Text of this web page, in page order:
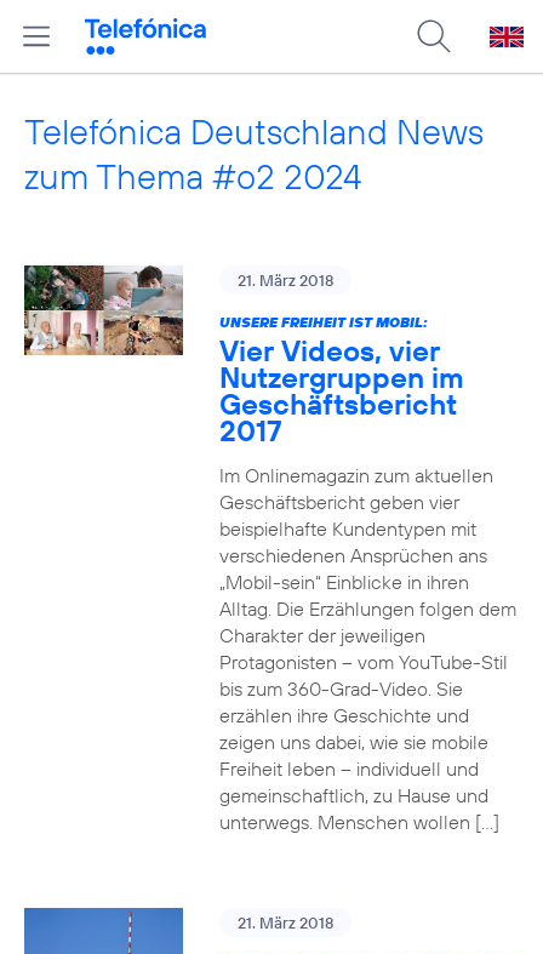
Telefónica Deutschland News
zum Thema #o2 2024
21. März 2018
UNSERE FREIHEIT IST MOBIL:
Vier Videos, vier
Nutzergruppen im
Geschäftsbericht
2017
Im Onlinemagazin zum aktuellen
Geschäftsbericht geben vier
beispielhafte Kundentypen mit
verschiedenen Ansprüchen ans
„Mobil-sein“ Einblicke in ihren
Alltag. Die Erzählungen folgen dem
Charakter der jeweiligen
Protagonisten – vom YouTube-Stil
bis zum 360-Grad-Video. Sie
erzählen ihre Geschichte und
zeigen uns dabei, wie sie mobile
Freiheit leben – individuell und
gemeinschaftlich, zu Hause und
unterwegs. Menschen wollen […]
21. März 2018